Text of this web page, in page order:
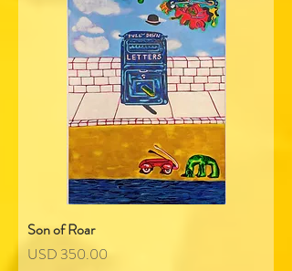
Son of Roar
Precio
USD 350.00